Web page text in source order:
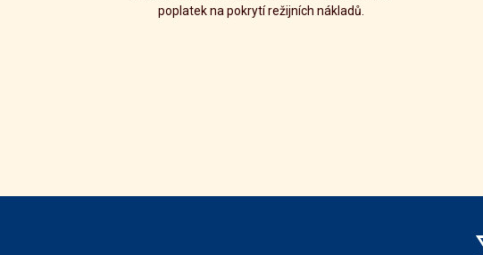
poplatek na pokrytí režijních nákladů.